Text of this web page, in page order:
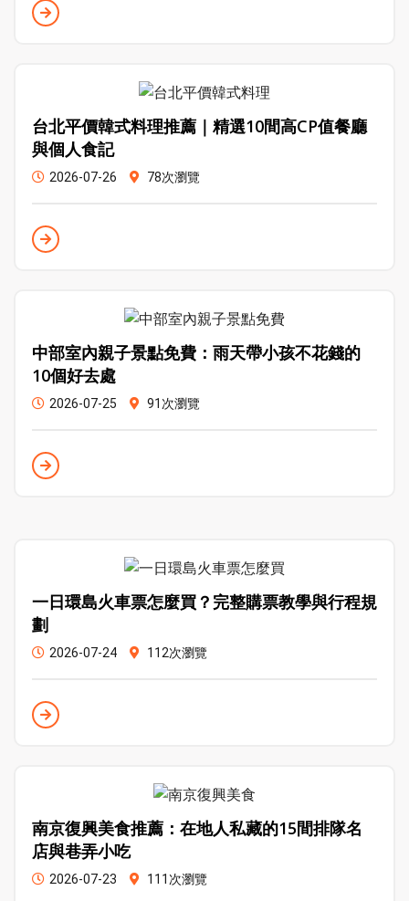
台北平價韓式料理推薦｜精選10間高CP值餐廳
與個人食記
2026-07-26 78次瀏覽
中部室內親子景點免費：雨天帶小孩不花錢的
10個好去處
2026-07-25 91次瀏覽
一日環島火車票怎麼買？完整購票教學與行程規
劃
2026-07-24 112次瀏覽
南京復興美食推薦：在地人私藏的15間排隊名
店與巷弄小吃
2026-07-23 111次瀏覽